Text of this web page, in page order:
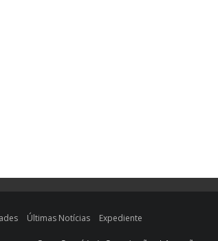
Últimas Notícias Expediente